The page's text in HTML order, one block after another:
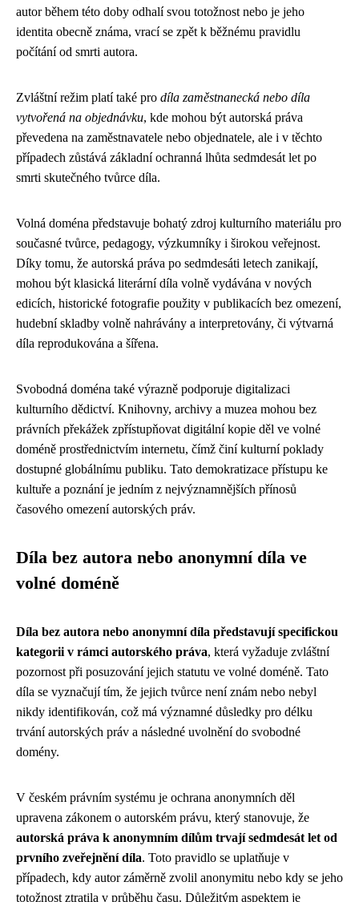
autor během této doby odhalí svou totožnost nebo je jeho
identita obecně známa, vrací se zpět k běžnému pravidlu
počítání od smrti autora.
Zvláštní režim platí také pro díla zaměstnanecká nebo díla
vytvořená na objednávku, kde mohou být autorská práva
převedena na zaměstnavatele nebo objednatele, ale i v těchto
případech zůstává základní ochranná lhůta sedmdesát let po
smrti skutečného tvůrce díla.
Volná doména představuje bohatý zdroj kulturního materiálu pro
současné tvůrce, pedagogy, výzkumníky i širokou veřejnost.
Díky tomu, že autorská práva po sedmdesáti letech zanikají,
mohou být klasická literární díla volně vydávána v nových
edicích, historické fotografie použity v publikacích bez omezení,
hudební skladby volně nahrávány a interpretovány, či výtvarná
díla reprodukována a šířena.
Svobodná doména také výrazně podporuje digitalizaci
kulturního dědictví. Knihovny, archivy a muzea mohou bez
právních překážek zpřístupňovat digitální kopie děl ve volné
doméně prostřednictvím internetu, čímž činí kulturní poklady
dostupné globálnímu publiku. Tato demokratizace přístupu ke
kultuře a poznání je jedním z nejvýznamnějších přínosů
časového omezení autorských práv.
Díla bez autora nebo anonymní díla ve
volné doméně
Díla bez autora nebo anonymní díla představují specifickou
kategorii v rámci autorského práva, která vyžaduje zvláštní
pozornost při posuzování jejich statutu ve volné doméně. Tato
díla se vyznačují tím, že jejich tvůrce není znám nebo nebyl
nikdy identifikován, což má významné důsledky pro délku
trvání autorských práv a následné uvolnění do svobodné
domény.
V českém právním systému je ochrana anonymních děl
upravena zákonem o autorském právu, který stanovuje, že
autorská práva k anonymním dílům trvají sedmdesát let od
prvního zveřejnění díla. Toto pravidlo se uplatňuje v
případech, kdy autor záměrně zvolil anonymitu nebo kdy se jeho
totožnost ztratila v průběhu času. Důležitým aspektem je